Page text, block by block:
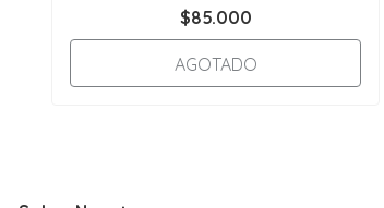
$85.000
AGOTADO